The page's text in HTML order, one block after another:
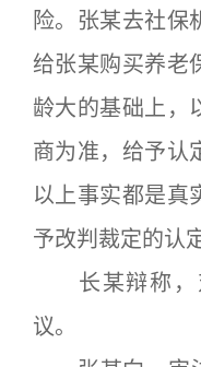
险。张某去社保
给张某购买养老
龄大的基础上，
商为准，给予认
以上事实都是真
予改判裁定的认定
长某辩称，
议。